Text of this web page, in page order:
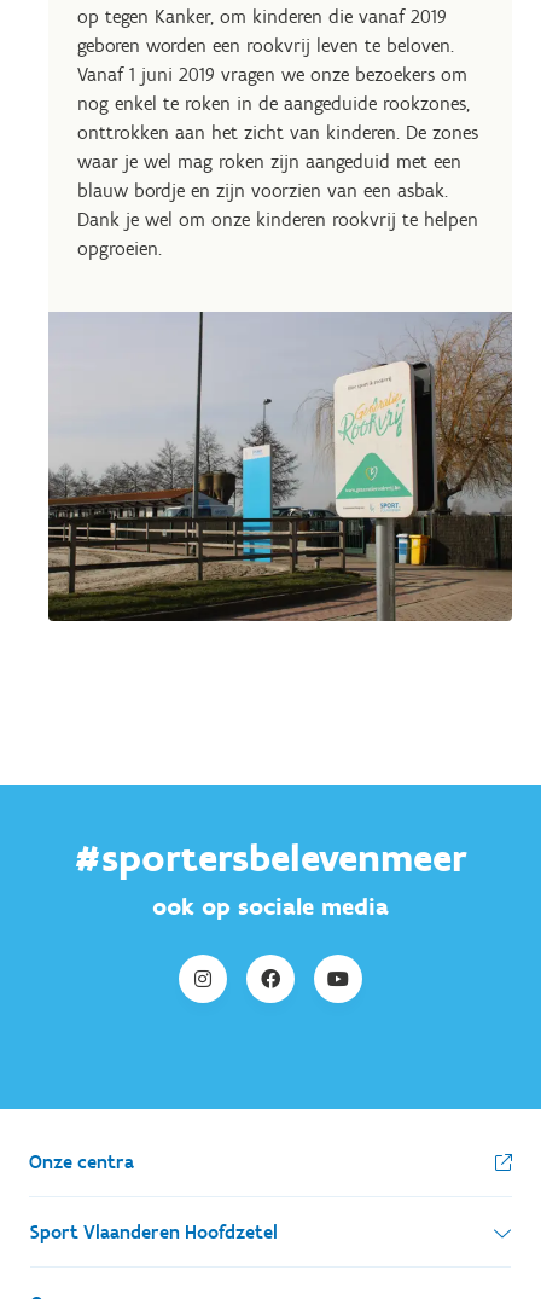
op tegen Kanker, om kinderen die vanaf 2019
geboren worden een rookvrij leven te beloven.
Vanaf 1 juni 2019 vragen we onze bezoekers om
nog enkel te roken in de aangeduide rookzones,
onttrokken aan het zicht van kinderen. De zones
waar je wel mag roken zijn aangeduid met een
blauw bordje en zijn voorzien van een asbak.
Dank je wel om onze kinderen rookvrij te helpen
opgroeien.
#sportersbelevenmeer
ook op sociale media
Onze centra
Sport Vlaanderen Hoofdzetel
Simon Bolivarlaan 17